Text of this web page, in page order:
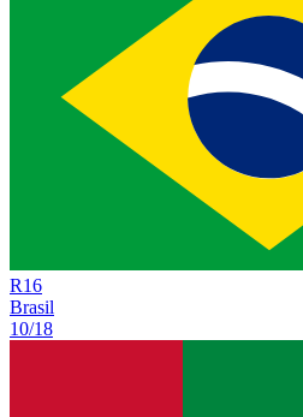
R16
Brasil
10/18